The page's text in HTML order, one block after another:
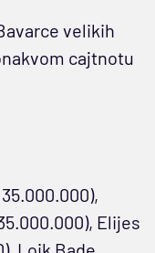
velikih
cajtnotu
Elijes